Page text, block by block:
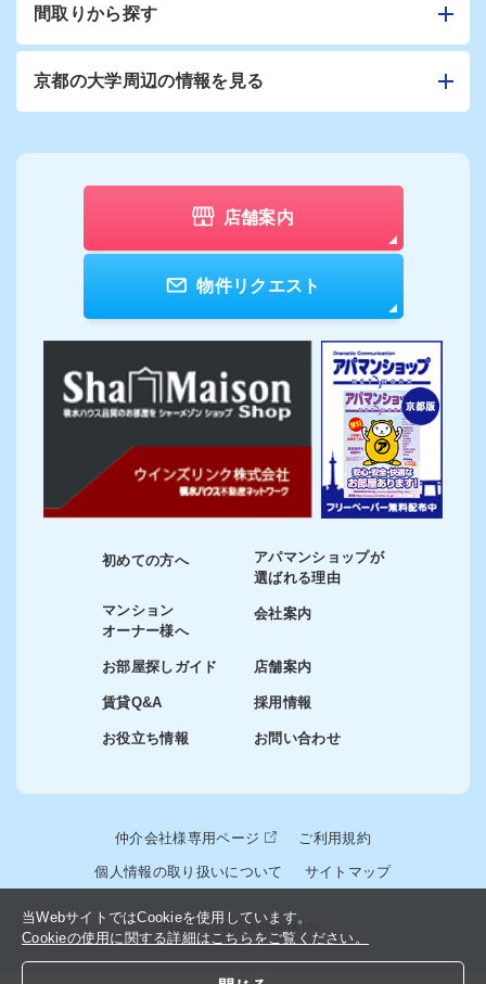
間取りから探す
京都の大学周辺の情報を見る
店舗案内
物件リクエスト
初めての方へ
マンション
オーナー様へ
お部屋探しガイド
賃貸Q&A
お役立ち情報
アパマンショップが
選ばれる理由
会社案内
店舗案内
採用情報
お問い合わせ
仲介会社様専用ページ ご利用規約
個人情報の取り扱いについて サイトマップ
© 2024-2026 winslink Inc.
当WebサイトではCookieを使用しています。
Cookieの使用に関する詳細はこちらをご覧ください。